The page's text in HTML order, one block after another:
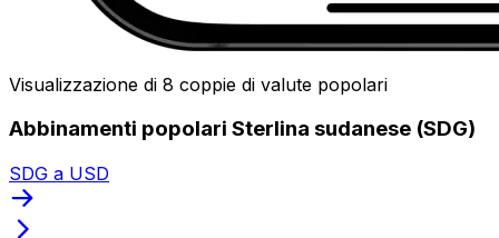
Visualizzazione di 8 coppie di valute popolari
Abbinamenti popolari Sterlina sudanese (SDG)
SDG a USD